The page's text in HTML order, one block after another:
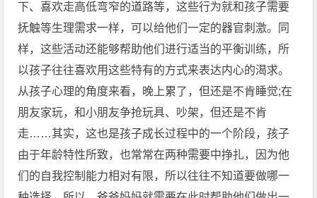
下、喜欢走高低弯窄的道路等，这些行为就和孩子需要
抚触等生理需求一样，可以给他们一定的器官刺激。同
样，这些活动还能够帮助他们进行适当的平衡训练，所
以孩子往往喜欢用这些特有的方式来表达内心的渴求。
从孩子心理的角度来看，晚上累了，但还是不肯睡觉;在
朋友家玩，和小朋友争抢玩具、吵架，但还是不肯
走……其实，这也是孩子成长过程中的一个阶段，孩子
由于年龄特性所致，也常常在两种需要中挣扎，因为他
们的自我控制能力相对有限，所以往往不知道要做哪一